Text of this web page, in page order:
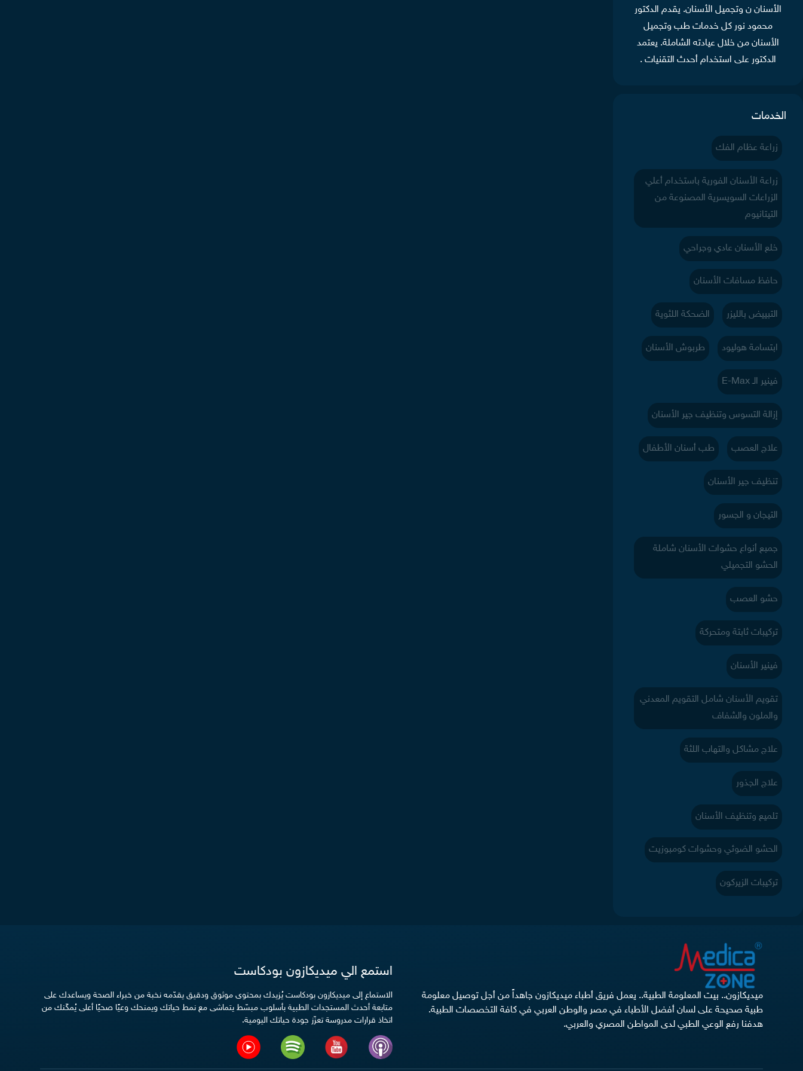
الأسنان ن وتجميل الأسنان. يقدم الدكتور
محمود نور كل خدمات طب وتجميل
الأسنان من خلال عيادته الشاملة. يعتمد
الدكتور على استخدام أحدث التقنيات .
الخدمات
زراعة عظام الفك
زراعة الأسنان الفورية باستخدام أعلي
الزراعات السويسرية المصنوعة من
التيتانيوم
خلع الأسنان عادي وجراحي
حافظ مسافات الأسنان
التبييض بالليزر الضحكة اللثوية
ابتسامة هوليود طربوش الأسنان
فينير الـ E-Max
إزالة التسوس وتنظيف جير الأسنان
علاج العصب طب أسنان الأطفال
تنظيف جير الأسنان
التيجان و الجسور
جمبع أنواع حشوات الأسنان شاملة
الحشو التجميلي
حشو العصب
تركيبات ثابتة ومتحركة
فينير الأسنان
تقويم الأسنان شامل التقويم المعدني
والملون والشفاف
علاج مشاكل والتهاب اللثة
علاج الجذور
تلميع وتنظيف الأسنان
الحشو الضوئي وحشوات كومبوزيت
تركيبات الزيركون
استمع الي ميديكازون بودكاست
ميديكازون.. بيت المعلومة الطبية.. يعمل فريق أطباء ميديكازون جاهداً من أجل توصيل معلومة
طبية صحيحة على لسان أفضل الأطباء في مصر والوطن العربي في كافة التخصصات الطبية.
هدفنا رفع الوعي الطبي لدى المواطن المصري والعربي.
الاستماع إلى ميديكازون بودكاست يُزيدك بمحتوى موثوق ودقيق يقدّمه نخبة من خبراء الصحة ويساعدك على
متابعة أحدث المستجدات الطبية بأسلوب مبسّط يتماشى مع نمط حياتك ويمنحك وعيًا صحيًا أعلى يُمكّنك من
اتخاذ قرارات مدروسة تعزّز جودة حياتك اليومية.